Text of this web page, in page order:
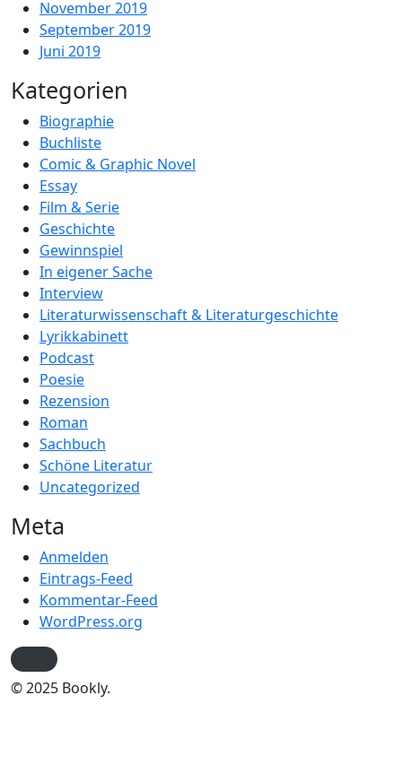
November 2019
September 2019
Juni 2019
Kategorien
Biographie
Buchliste
Comic & Graphic Novel
Essay
Film & Serie
Geschichte
Gewinnspiel
In eigener Sache
Interview
Literaturwissenschaft & Literaturgeschichte
Lyrikkabinett
Podcast
Poesie
Rezension
Roman
Sachbuch
Schöne Literatur
Uncategorized
Meta
Anmelden
Eintrags-Feed
Kommentar-Feed
WordPress.org
© 2025 Bookly.